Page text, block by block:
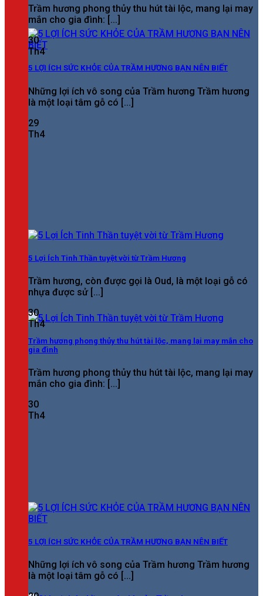
5 LỢI ÍCH SỨC KHỎE CỦA TRẦM HƯƠNG BẠN NÊN BIẾT
Những lợi ích vô song của Trầm hương Trầm hương
là một loại tâm gỗ có [...]
29
Th4
Trầm hương phong thủy thu hút tài lộc, mang lại may mắn cho
gia đình
Trầm hương phong thủy thu hút tài lộc, mang lại may
mắn cho gia đình: [...]
30
Th4
Trầm hương phong thủy thu hút tài lộc, mang lại may
mắn cho gia đình: [...]
30
Th4
5 Lợi Ích Tinh Thần tuyệt vời từ Trầm Hương
Trầm hương, còn được gọi là Oud, là một loại gỗ có
nhựa được sử [...]
30
Th4
5 LỢI ÍCH SỨC KHỎE CỦA TRẦM HƯƠNG BẠN NÊN BIẾT
Những lợi ích vô song của Trầm hương Trầm hương
là một loại tâm gỗ có [...]